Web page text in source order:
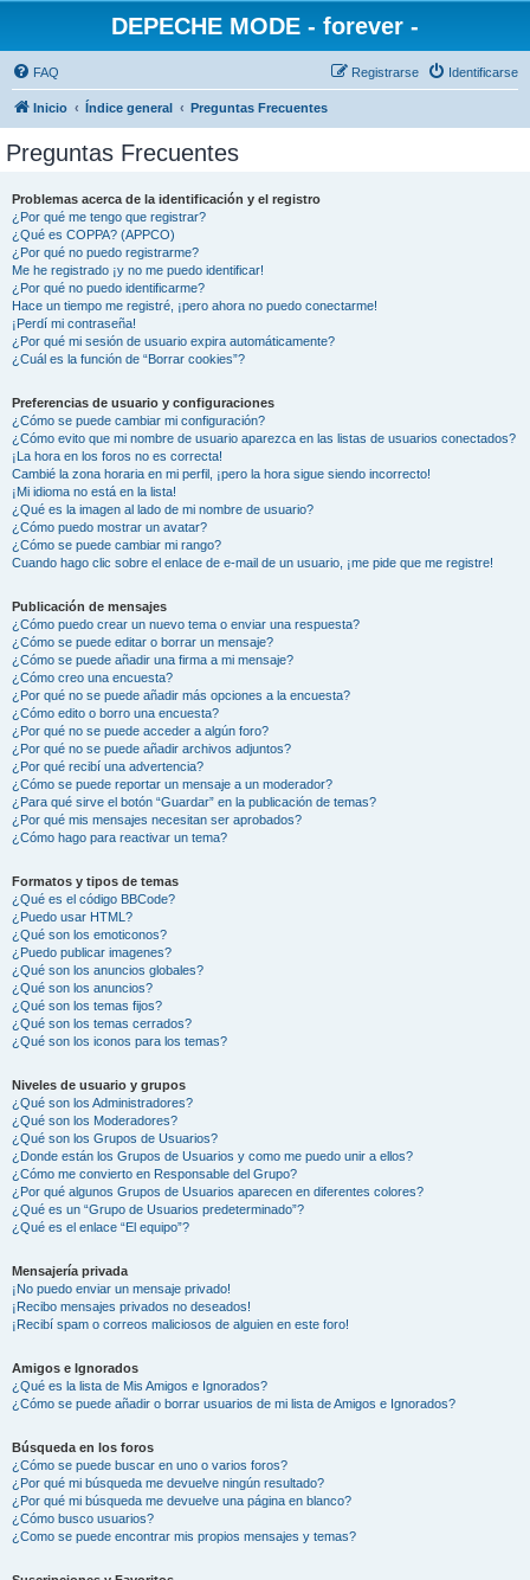
DEPECHE MODE - forever -
FAQ Identificarse
Registrarse
Inicio Índice general Preguntas Frecuentes
Preguntas Frecuentes
Problemas acerca de la identificación y el registro
¿Por qué me tengo que registrar?
¿Qué es COPPA? (APPCO)
¿Por qué no puedo registrarme?
Me he registrado ¡y no me puedo identificar!
¿Por qué no puedo identificarme?
Hace un tiempo me registré, ¡pero ahora no puedo conectarme!
¡Perdí mi contraseña!
¿Por qué mi sesión de usuario expira automáticamente?
¿Cuál es la función de “Borrar cookies”?
Preferencias de usuario y configuraciones
¿Cómo se puede cambiar mi configuración?
¿Cómo evito que mi nombre de usuario aparezca en las listas de usuarios conectados?
¡La hora en los foros no es correcta!
Cambié la zona horaria en mi perfil, ¡pero la hora sigue siendo incorrecto!
¡Mi idioma no está en la lista!
¿Qué es la imagen al lado de mi nombre de usuario?
¿Cómo puedo mostrar un avatar?
¿Cómo se puede cambiar mi rango?
Cuando hago clic sobre el enlace de e-mail de un usuario, ¡me pide que me registre!
Publicación de mensajes
¿Cómo puedo crear un nuevo tema o enviar una respuesta?
¿Cómo se puede editar o borrar un mensaje?
¿Cómo se puede añadir una firma a mi mensaje?
¿Cómo creo una encuesta?
¿Por qué no se puede añadir más opciones a la encuesta?
¿Cómo edito o borro una encuesta?
¿Por qué no se puede acceder a algún foro?
¿Por qué no se puede añadir archivos adjuntos?
¿Por qué recibí una advertencia?
¿Cómo se puede reportar un mensaje a un moderador?
¿Para qué sirve el botón “Guardar” en la publicación de temas?
¿Por qué mis mensajes necesitan ser aprobados?
¿Cómo hago para reactivar un tema?
Formatos y tipos de temas
¿Qué es el código BBCode?
¿Puedo usar HTML?
¿Qué son los emoticonos?
¿Puedo publicar imagenes?
¿Qué son los anuncios globales?
¿Qué son los anuncios?
¿Qué son los temas fijos?
¿Qué son los temas cerrados?
¿Qué son los iconos para los temas?
Niveles de usuario y grupos
¿Qué son los Administradores?
¿Qué son los Moderadores?
¿Qué son los Grupos de Usuarios?
¿Donde están los Grupos de Usuarios y como me puedo unir a ellos?
¿Cómo me convierto en Responsable del Grupo?
¿Por qué algunos Grupos de Usuarios aparecen en diferentes colores?
¿Qué es un “Grupo de Usuarios predeterminado”?
¿Qué es el enlace “El equipo”?
Mensajería privada
¡No puedo enviar un mensaje privado!
¡Recibo mensajes privados no deseados!
¡Recibí spam o correos maliciosos de alguien en este foro!
Amigos e Ignorados
¿Qué es la lista de Mis Amigos e Ignorados?
¿Cómo se puede añadir o borrar usuarios de mi lista de Amigos e Ignorados?
Búsqueda en los foros
¿Cómo se puede buscar en uno o varios foros?
¿Por qué mi búsqueda me devuelve ningún resultado?
¿Por qué mi búsqueda me devuelve una página en blanco?
¿Cómo busco usuarios?
¿Como se puede encontrar mis propios mensajes y temas?